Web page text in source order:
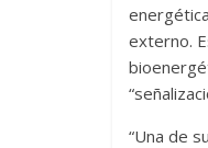
externo.
“Una de